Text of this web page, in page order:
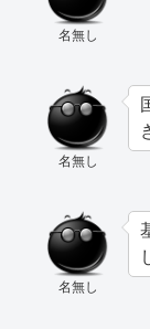
名無し
名無し
名無し